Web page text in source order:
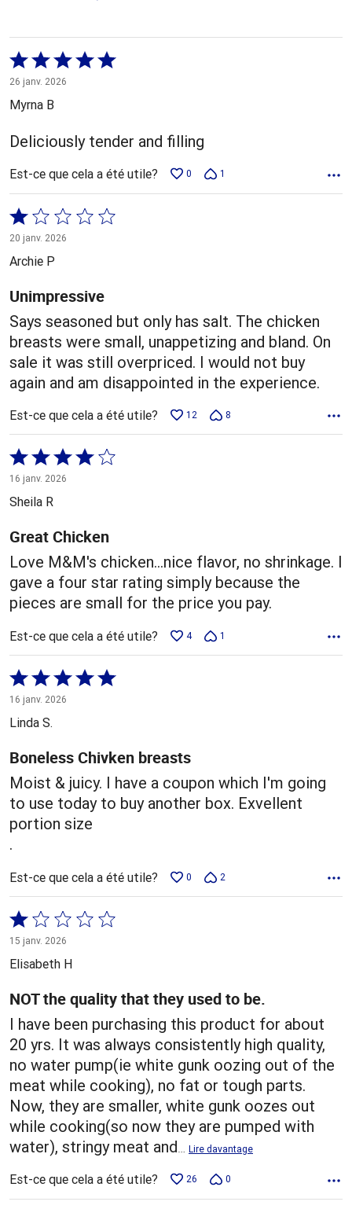
Coté
5 sur
5
26 janv. 2026
Myrna B
Deliciously tender and filling
Est-ce que cela a été utile? 0 1
Coté
1 sur
5
20 janv. 2026
Archie P
Unimpressive
Says seasoned but only has salt. The chicken
breasts were small, unappetizing and bland. On
sale it was still overpriced. I would not buy
again and am disappointed in the experience.
Est-ce que cela a été utile? 12 8
Coté
4 sur
5
16 janv. 2026
Sheila R
Great Chicken
Love M&M's chicken...nice flavor, no shrinkage. I
gave a four star rating simply because the
pieces are small for the price you pay.
Est-ce que cela a été utile? 4 1
Coté
5 sur
5
16 janv. 2026
Linda S.
Boneless Chivken breasts
Moist & juicy. I have a coupon which I'm going
to use today to buy another box. Exvellent
portion size
.
Est-ce que cela a été utile? 0 2
Coté
1 sur
5
15 janv. 2026
Elisabeth H
NOT the quality that they used to be.
I have been purchasing this product for about
20 yrs. It was always consistently high quality,
no water pump(ie white gunk oozing out of the
meat while cooking), no fat or tough parts.
Now, they are smaller, white gunk oozes out
while cooking(so now they are pumped with
water), stringy meat and… Lire davantage
Est-ce que cela a été utile? 26 0